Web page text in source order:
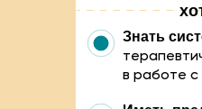
Знать
в работе с